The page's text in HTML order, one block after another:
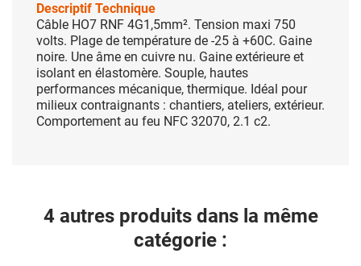
Descriptif Technique
Câble HO7 RNF 4G1,5mm². Tension maxi 750
volts. Plage de température de -25 à +60C. Gaine
noire. Une âme en cuivre nu. Gaine extérieure et
isolant en élastomère. Souple, hautes
performances mécanique, thermique. Idéal pour
milieux contraignants : chantiers, ateliers, extérieur.
Comportement au feu NFC 32070, 2.1 c2.
4 autres produits dans la même
catégorie :